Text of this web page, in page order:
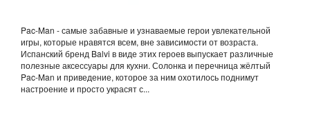
Pac-Man - самые забавные и узнаваемые герои увлекательной
игры, которые нравятся всем, вне зависимости от возраста.
Испанский бренд Balvi в виде этих героев выпускает различные
полезные аксессуары для кухни. Солонка и перечница жёлтый
Pac-Man и приведение, которое за ним охотилось поднимут
настроение и просто украсят с...